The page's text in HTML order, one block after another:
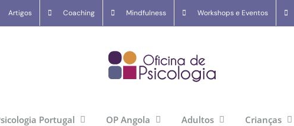
Artigos Coaching Mindfulness Workshops e Eventos
Portugal OP Angola Adultos Crianças